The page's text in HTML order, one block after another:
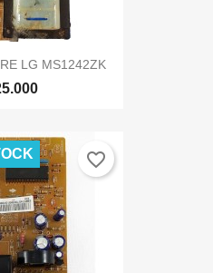
LG MS1242ZK
favorite_border